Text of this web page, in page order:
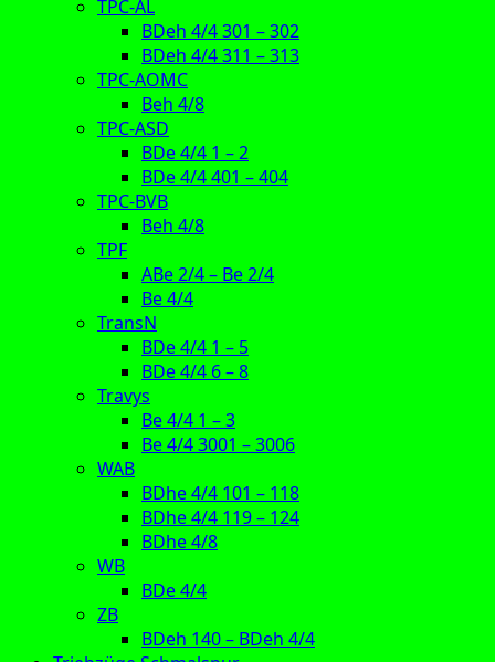
TPC-AL
BDeh 4/4 301 – 302
BDeh 4/4 311 – 313
TPC-AOMC
Beh 4/8
TPC-ASD
BDe 4/4 1 – 2
BDe 4/4 401 – 404
TPC-BVB
Beh 4/8
TPF
ABe 2/4 – Be 2/4
Be 4/4
TransN
BDe 4/4 1 – 5
BDe 4/4 6 – 8
Travys
Be 4/4 1 – 3
Be 4/4 3001 – 3006
WAB
BDhe 4/4 101 – 118
BDhe 4/4 119 – 124
BDhe 4/8
WB
BDe 4/4
ZB
BDeh 140 – BDeh 4/4